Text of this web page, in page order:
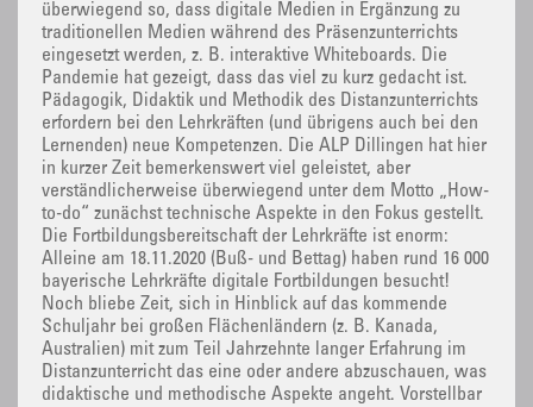
überwiegend so, dass digitale Medien in Ergänzung zu
traditionellen Medien während des Präsenzunterrichts
eingesetzt werden, z. B. interaktive Whiteboards. Die
Pandemie hat gezeigt, dass das viel zu kurz gedacht ist.
Pädagogik, Didaktik und Methodik des Distanzunterrichts
erfordern bei den Lehrkräften (und übrigens auch bei den
Lernenden) neue Kompetenzen. Die ALP Dillingen hat hier
in kurzer Zeit bemerkenswert viel geleistet, aber
verständlicherweise überwiegend unter dem Motto „How-
to-do“ zunächst technische Aspekte in den Fokus gestellt.
Die Fortbildungsbereitschaft der Lehrkräfte ist enorm:
Alleine am 18.11.2020 (Buß- und Bettag) haben rund 16 000
bayerische Lehrkräfte digitale Fortbildungen besucht!
Noch bliebe Zeit, sich in Hinblick auf das kommende
Schuljahr bei großen Flächenländern (z. B. Kanada,
Australien) mit zum Teil Jahrzehnte langer Erfahrung im
Distanzunterricht das eine oder andere abzuschauen, was
didaktische und methodische Aspekte angeht. Vorstellbar